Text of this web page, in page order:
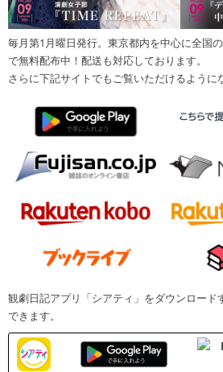
毎月第1月曜日発行。東京都内を中心に全国
で無料配布中！配送も対応しております。
さらに下記サイトでもご覧いただけるように
観劇日記アプリ「シアティ」をダウンロード
できます。